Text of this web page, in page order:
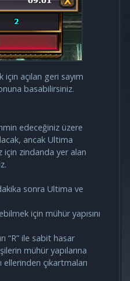
için açılan geri sayım
basabilirsiniz.
edeceğiniz üzere
ancak Ultima
için zindanda yer alan
sonra Ultima ve
için mühür yapısını
“R” ile sabit hasar
mühür yapılarına
ellerinden çıkartmaları